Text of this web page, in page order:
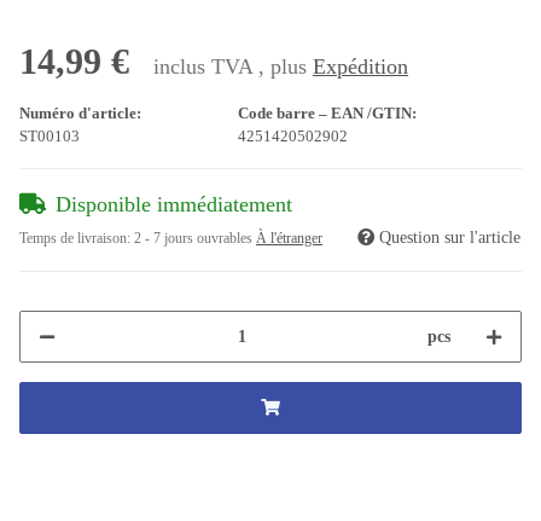
14,99 € inclus TVA , plus Expédition
Numéro d'article:
ST00103
Code barre – EAN /GTIN:
4251420502902
Disponible immédiatement
Temps de livraison: 2 - 7 jours ouvrables À l'étranger Question sur l'article
pcs